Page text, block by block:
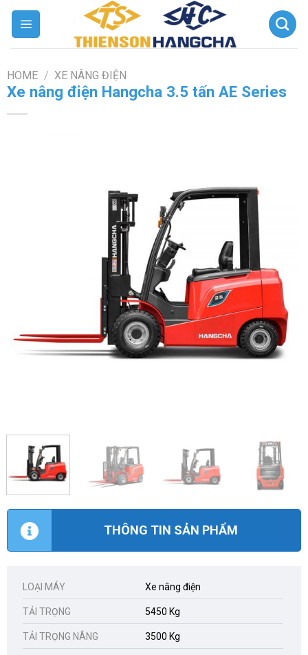
Chuyển
nội
HOME / XE NÂNG ĐIỆN
Xe nâng điện Hangcha 3.5 tấn AE Series
THÔNG TIN SẢN PHẨM
LOẠI MÁY Xe nâng điện
TẢI TRỌNG 5450 Kg
TẢI TRỌNG NÂNG 3500 Kg